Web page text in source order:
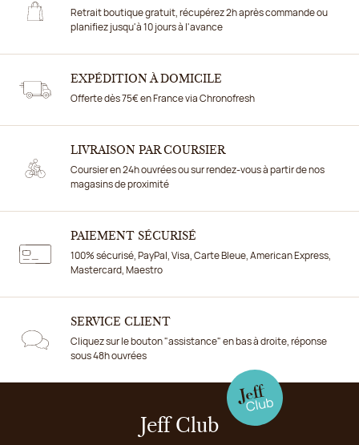
Retrait boutique gratuit, récupérez 2h après commande ou
planifiez jusqu'à 10 jours à l'avance
EXPÉDITION À DOMICILE
Offerte dès 75€ en France via Chronofresh
LIVRAISON PAR COURSIER
Coursier en 24h ouvrées ou sur rendez-vous à partir de nos
magasins de proximité
PAIEMENT SÉCURISÉ
100% sécurisé, PayPal, Visa, Carte Bleue, American Express,
Mastercard, Maestro
SERVICE CLIENT
Cliquez sur le bouton "assistance" en bas à droite, réponse
sous 48h ouvrées
Jeff Club